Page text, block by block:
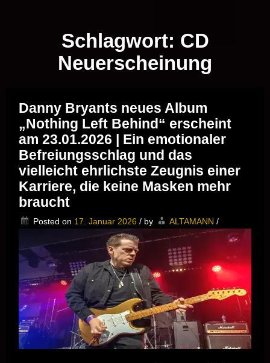
Schlagwort: CD
Neuerscheinung
Danny Bryants neues Album
„Nothing Left Behind“ erscheint
am 23.01.2026 | Ein emotionaler
Befreiungsschlag und das
vielleicht ehrlichste Zeugnis einer
Karriere, die keine Masken mehr
braucht
Posted on 17. Januar 2026 / by ALTAMANN /